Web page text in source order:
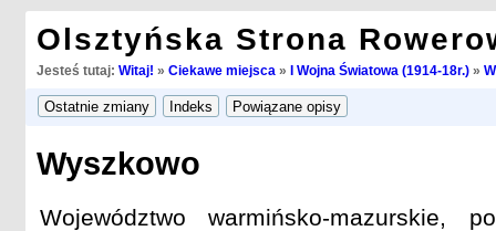
Olsztyńska Strona
Jesteś tutaj: Witaj! » Ciekawe miejsca » I Wojna Światowa (1914-18r.)»
Wyszkowo
Województwo warmińsko-mazurskie,